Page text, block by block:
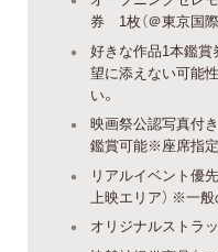
券 1枚（＠東京国際
好きな作品1本鑑
望に添えない可能
い。
映画祭公認写真付
鑑賞可能※座席指
リアルイベント優
上映エリア） ※一
オリジナルストラッ